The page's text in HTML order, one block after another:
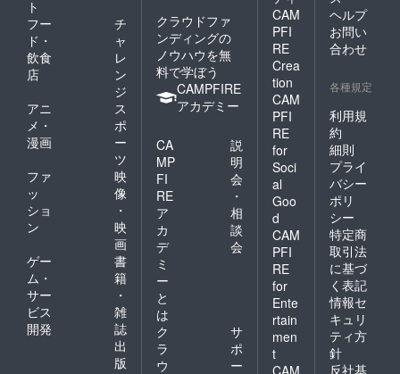
ト
フー
ド・
飲食
店
チ
ャ
レ
ン
ジ
アニ
メ・
漫画
ス
ポ
ー
ツ
ファ
ッ
ショ
ン
映
像
・
映
画
ゲー
ム・
サー
ビス
開発
書
籍
・
雑
誌
出
版
クラウドファ
ンディングの
ノウハウを無
料で学ぼう
CAMPFIRE
アカデミー
CA
MP
FI
RE
ア
カ
デ
ミ
ー
と
は
説
明
会
・
相
談
会
ク
ラ
ウ
サ
ポ
ー
CAM
PFI
RE
Crea
tion
CAM
PFI
RE
for
Soci
al
Goo
d
CAM
PFI
RE
for
Ente
rtain
men
t
CAM
ヘルプ
お問い
合わせ
各種規定
利用規
約
細則
プライ
バシー
ポリ
シー
特定商
取引法
に基づ
く表記
情報セ
キュリ
ティ方
針
反社基